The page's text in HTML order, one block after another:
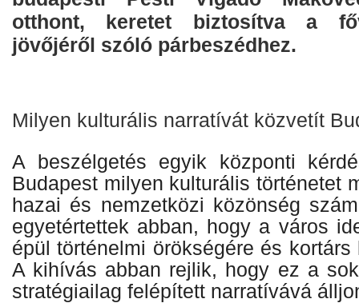
otthont, keretet biztosítva a
jövőjéről szóló párbeszédhez.
Milyen kulturális narratívát közvetít
A beszélgetés egyik központi
Budapest milyen kulturális történetet
hazai és nemzetközi közönség
egyetértettek abban, hogy a város
épül történelmi örökségére és
A kihívás abban rejlik, hogy ez a
stratégiailag felépített narratívává